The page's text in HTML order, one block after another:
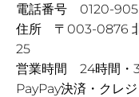
電話番号 0120-
住所 〒003-0876
25
営業時間 24時間・
PayPay決済・クレ